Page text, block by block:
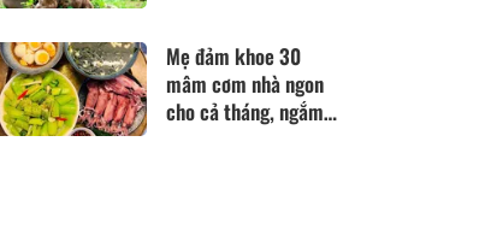
nhiều năm, vào chậu
làm bonsai giúp
chiêu tài
Mẹ đảm khoe 30
mâm cơm nhà ngon
cho cả tháng, ngắm